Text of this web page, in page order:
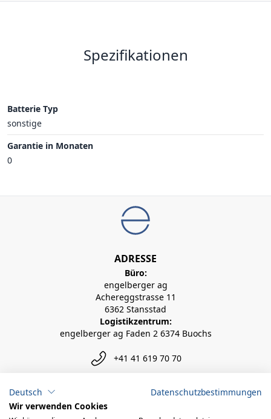
Spezifikationen
Batterie Typ
sonstige
Garantie in Monaten
0
ADRESSE
Büro:
engelberger ag
Achereggstrasse 11
6362 Stansstad
Logistikzentrum:
engelberger ag Faden 2 6374 Buochs
+41 41 619 70 70
info@engelberger.ch
Deutsch
Datenschutzbestimmungen
Wir verwenden Cookies